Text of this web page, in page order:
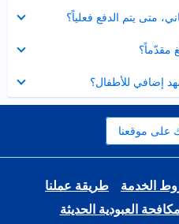
متى يتم الدفع فعلياً؟
مقدّماً؟
إضافي للأطفال؟
على موقعنا
الخدمة
طريقة عملنا
العبودية الحديثة